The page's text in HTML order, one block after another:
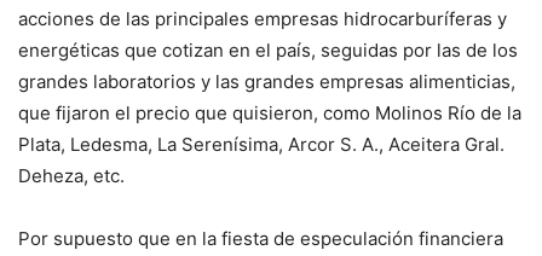
acciones de las principales empresas hidrocarburíferas y
energéticas que cotizan en el país, seguidas por las de los
grandes laboratorios y las grandes empresas alimenticias,
que fijaron el precio que quisieron, como Molinos Río de la
Plata, Ledesma, La Serenísima, Arcor S. A., Aceitera Gral.
Deheza, etc.
Por supuesto que en la fiesta de especulación financiera